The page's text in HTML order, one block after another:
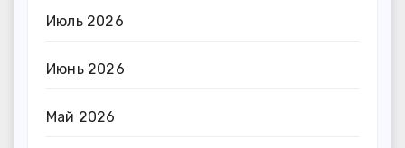
Июль 2026
Июнь 2026
Май 2026